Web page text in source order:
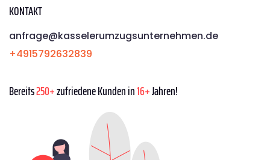
KONTAKT
anfrage@kasselerumzugsunternehmen.de
+4915792632839
Bereits250+zufriedene Kunden in16+Jahren!